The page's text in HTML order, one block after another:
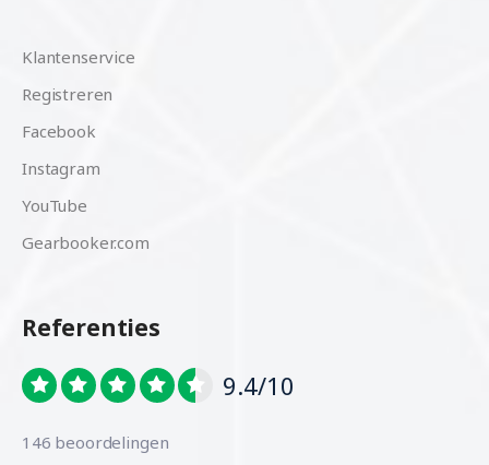
Klantenservice
Registreren
Facebook
Instagram
YouTube
Gearbooker.com
Referenties
9.4/10
146 beoordelingen